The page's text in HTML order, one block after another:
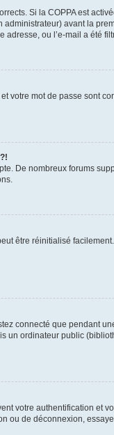
Si la COPPA est
avant la
ou l’e-mail a été
votre mot de passe sont
De nombreux forums
être réinitialisé
connecté que pendant
un ordinateur public
votre authentification et
ou de déconnexion,